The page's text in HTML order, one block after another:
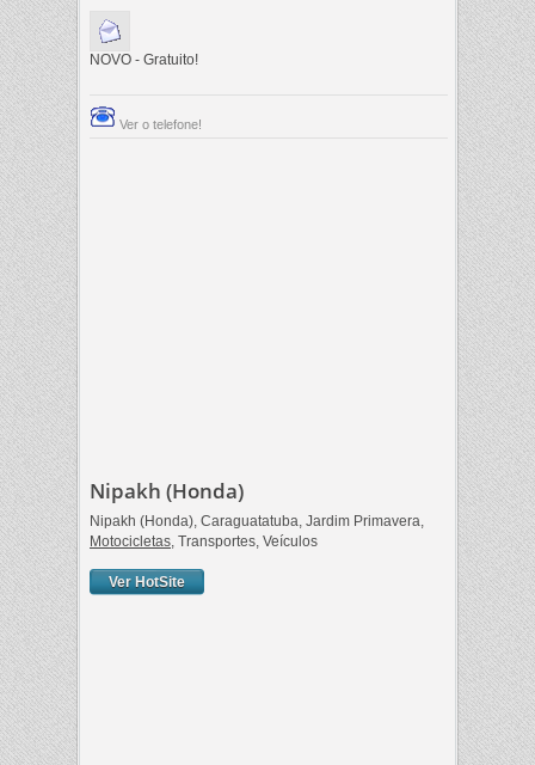
NOVO - Gratuito!
Ver o telefone!
Nipakh (Honda)
Nipakh (Honda), Caraguatatuba, Jardim Primavera,
Motocicletas, Transportes, Veículos
Ver HotSite